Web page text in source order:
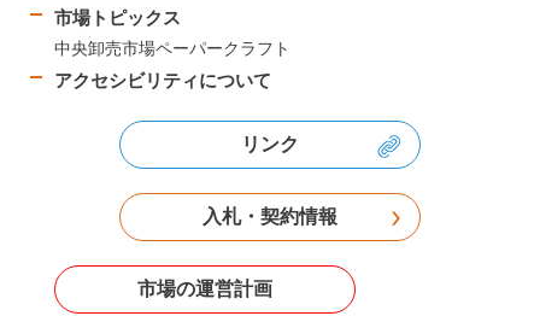
市場トピックス
中央卸売市場ペーパークラフト
アクセシビリティについて
リンク
入札・契約情報
市場の運営計画